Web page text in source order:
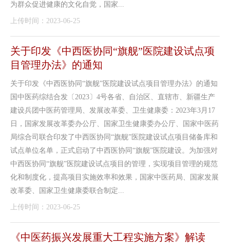
为群众促进健康的文化自觉，国家...
上传时间：2023-06-25
关于印发《中西医协同“旗舰”医院建设试点项
目管理办法》的通知
关于印发《中西医协同“旗舰”医院建设试点项目管理办法》的通知
国中医药综结合发〔2023〕4号各省、自治区、直辖市、新疆生产
建设兵团中医药管理局、发展改革委、卫生健康委：2023年3月17
日，国家发展改革委办公厅、国家卫生健康委办公厅、国家中医药
局综合司联合印发了中西医协同“旗舰”医院建设试点项目储备库和
试点单位名单，正式启动了中西医协同“旗舰”医院建设。为加强对
中西医协同“旗舰”医院建设试点项目的管理，实现项目管理的规范
化和制度化，提高项目实施效率和效果，国家中医药局、国家发展
改革委、国家卫生健康委联合制定...
上传时间：2023-06-25
《中医药振兴发展重大工程实施方案》解读